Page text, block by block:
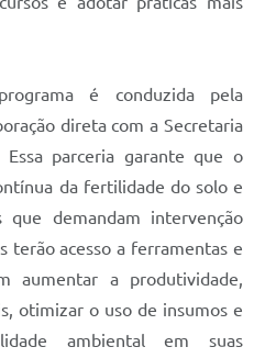
é conduzida pela
direta com a Secretaria
parceria garante que o
da fertilidade do solo e
que demandam intervenção
terão acesso a ferramentas e
aumentar a produtividade,
otimizar o uso de insumos e
ambiental em suas